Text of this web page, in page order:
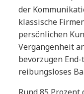
der
klassische
persönlichen
Vergangenheit
bevorzugen
reibungsloses